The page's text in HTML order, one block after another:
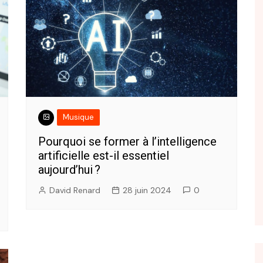
Musique
Pourquoi se former à l’intelligence
artificielle est-il essentiel
aujourd’hui ?
David Renard 28 juin 2024 0
de la
25 juillet 2024
Vie professionnelle
environnement professionnel
Rédacteur Invité